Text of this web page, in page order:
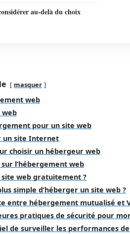
au‑delà du choix
masquer
web
web
pour un site web
un site Internet
choisir un hébergeur web
l’hébergement web
web gratuitement ?
simple d’héberger un site web ?
entre hébergement mutualisé et
pratiques de sécurité pour
de surveiller les performances